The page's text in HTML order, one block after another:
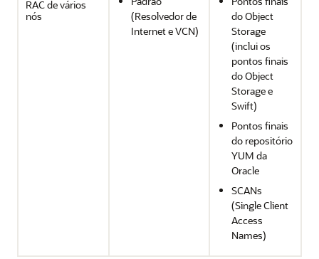
RAC de vários
nós
(Resolvedor de
Internet e VCN)
do Object
Storage
(inclui os
pontos finais
do Object
Storage e
Swift)
Pontos finais
do repositório
YUM da
Oracle
SCANs
(Single Client
Access
Names)